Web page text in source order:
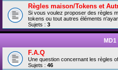
Règles maison/Tokens et
Si vous voulez proposer des règles
tokens ou tout autres éléments
Sujets : 3
MD1
F.A.Q
Une question concernant les règles
Sujets : 46